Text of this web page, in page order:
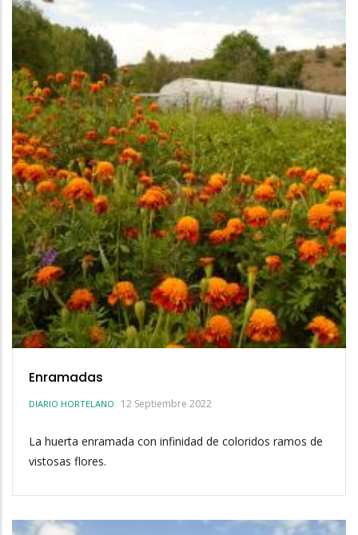
Enramadas
DIARIO HORTELANO 12 Septiembre 2022
La huerta enramada con infinidad de coloridos ramos de
vistosas flores.